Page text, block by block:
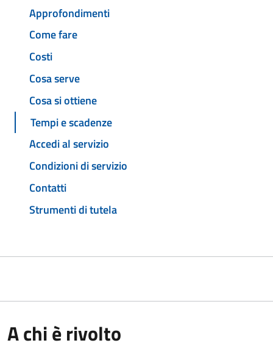
Approfondimenti
Come fare
Costi
Cosa serve
Cosa si ottiene
Tempi e scadenze
Accedi al servizio
Condizioni di servizio
Contatti
Strumenti di tutela
A chi è rivolto